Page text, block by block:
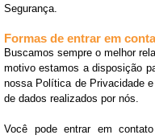
Segurança.
Formas de entrar em
Buscamos sempre o melhor
motivo estamos a disposição
nossa Política de Privacidade
de dados realizados por nós.
Você pode entrar em